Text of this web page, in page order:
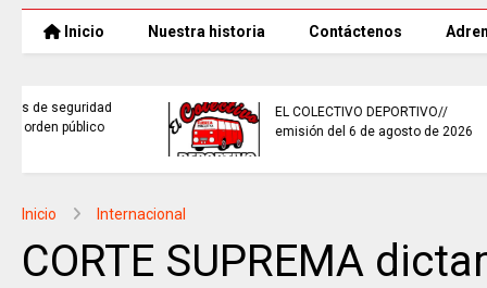
Inicio Nuestra historia Contáctenos
sistemas de recolección de
aguas lluvias para enfrentar el
fenómeno de El Niño.
Inicio Internacional
CORTE SUPREMA